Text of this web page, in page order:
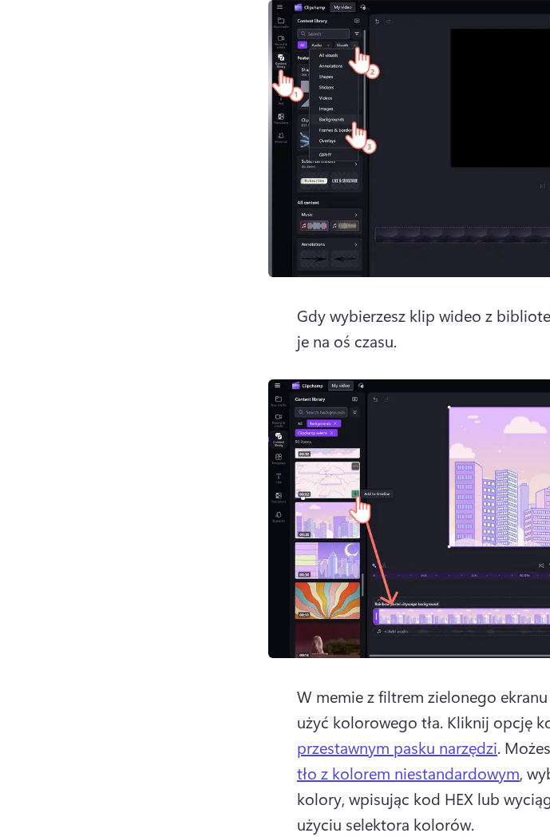
Gdy wybierzesz klip wideo z
je na oś czasu.
W memie z filtrem zielonego
użyć kolorowego tła. Kliknij opcję
przestawnym pasku narzędzi.
tło z kolorem niestandardowym,
kolory, wpisując kod HEX lub
użyciu selektora kolorów.